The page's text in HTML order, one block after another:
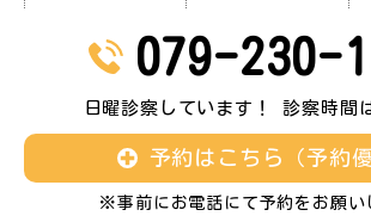
079-230-
日曜診察しています！ 診察時間
予約はこちら（予約優
※事前にお電話にて予約をお願い